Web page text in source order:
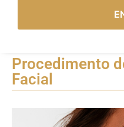
Procedimento
Facial